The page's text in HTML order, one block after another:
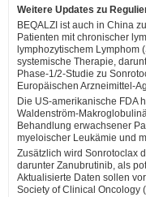
Weitere Updates zu
BEQALZI ist auch in China
Patienten mit chronischer
lymphozytischem Lymphom
systemische Therapie,
Phase-1/2-Studie zu
Europäischen Arzneimittel-
Die US-amerikanische FDA
Waldenström-
Behandlung erwachsener
myeloischer Leukämie und
Zusätzlich wird Sonrotoclax
darunter Zanubrutinib, als
Aktualisierte Daten sollen
Society of Clinical Oncology